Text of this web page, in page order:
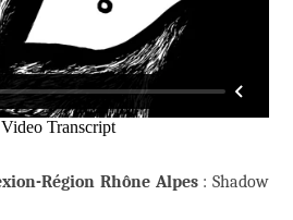
Région Rhône Alpes: Shadow